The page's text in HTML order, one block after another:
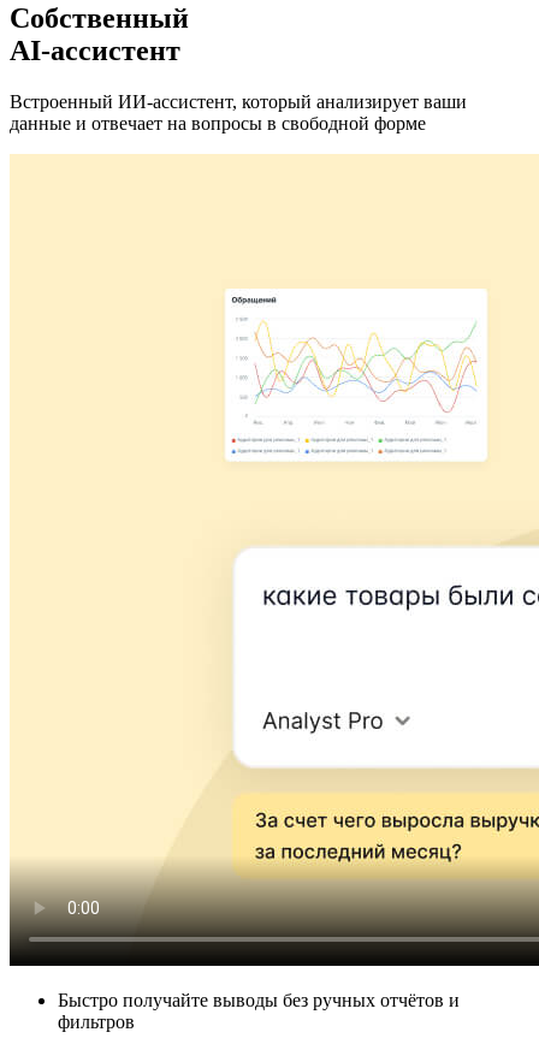
Собственный
AI-ассистент
Встроенный ИИ-ассистент, который анализирует ваши
данные и отвечает на вопросы в свободной форме
Быстро получайте выводы без ручных отчётов и
фильтров